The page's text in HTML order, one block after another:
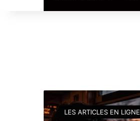
O
R
LES ARTICLES EN LIGNE